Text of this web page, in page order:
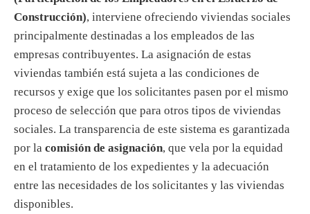
Construcción), interviene ofreciendo viviendas sociales
principalmente destinadas a los empleados de las
empresas contribuyentes. La asignación de estas
viviendas también está sujeta a las condiciones de
recursos y exige que los solicitantes pasen por el mismo
proceso de selección que para otros tipos de viviendas
sociales. La transparencia de este sistema es garantizada
por la comisión de asignación, que vela por la equidad
en el tratamiento de los expedientes y la adecuación
entre las necesidades de los solicitantes y las viviendas
disponibles.